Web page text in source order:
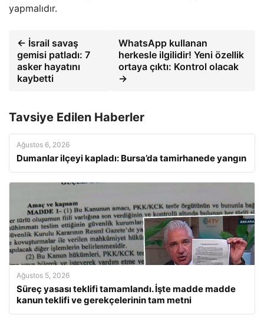
yapmalıdır.
← İsrail savaş
gemisi patladı: 7
asker hayatını
kaybetti
WhatsApp kullanan
herkesle ilgilidir! Yeni özellik
ortaya çıktı: Kontrol olacak
→
Tavsiye Edilen Haberler
Ağustos 6, 2026
Dumanlar ilçeyi kapladı: Bursa’da tamirhanede yangın
Ağustos 5, 2026
Süreç yasası teklifi tamamlandı. İşte madde madde
kanun teklifi ve gerekçelerinin tam metni